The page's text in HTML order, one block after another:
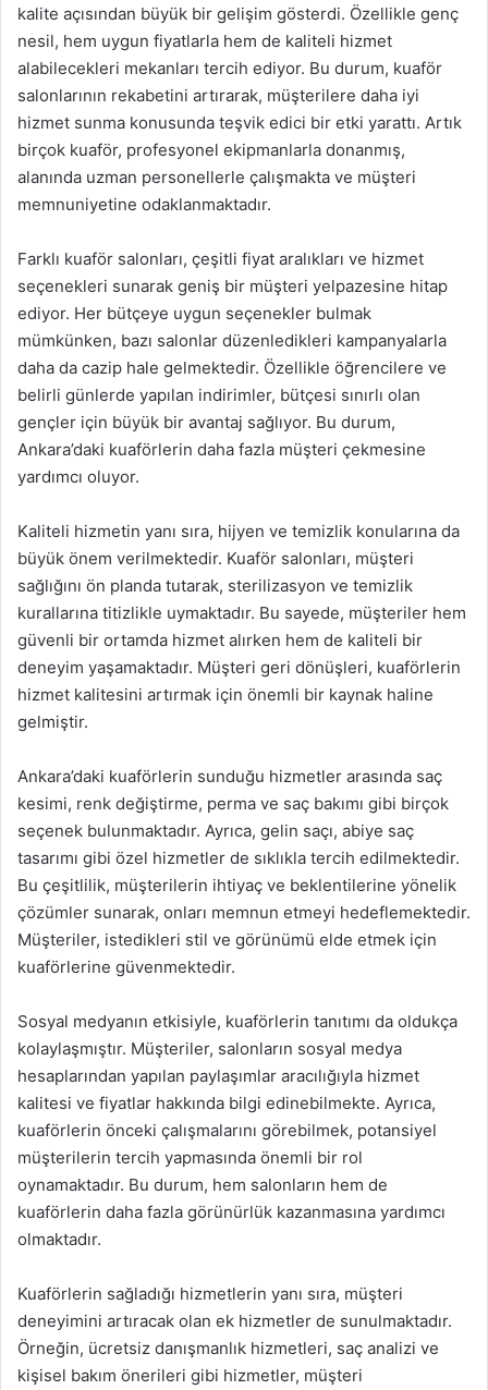
kalite açısından büyük bir gelişim gösterdi. Özellikle genç
nesil, hem uygun fiyatlarla hem de kaliteli hizmet
alabilecekleri mekanları tercih ediyor. Bu durum, kuaför
salonlarının rekabetini artırarak, müşterilere daha iyi
hizmet sunma konusunda teşvik edici bir etki yarattı. Artık
birçok kuaför, profesyonel ekipmanlarla donanmış,
alanında uzman personellerle çalışmakta ve müşteri
memnuniyetine odaklanmaktadır.
Farklı kuaför salonları, çeşitli fiyat aralıkları ve hizmet
seçenekleri sunarak geniş bir müşteri yelpazesine hitap
ediyor. Her bütçeye uygun seçenekler bulmak
mümkünken, bazı salonlar düzenledikleri kampanyalarla
daha da cazip hale gelmektedir. Özellikle öğrencilere ve
belirli günlerde yapılan indirimler, bütçesi sınırlı olan
gençler için büyük bir avantaj sağlıyor. Bu durum,
Ankara’daki kuaförlerin daha fazla müşteri çekmesine
yardımcı oluyor.
Kaliteli hizmetin yanı sıra, hijyen ve temizlik konularına da
büyük önem verilmektedir. Kuaför salonları, müşteri
sağlığını ön planda tutarak, sterilizasyon ve temizlik
kurallarına titizlikle uymaktadır. Bu sayede, müşteriler hem
güvenli bir ortamda hizmet alırken hem de kaliteli bir
deneyim yaşamaktadır. Müşteri geri dönüşleri, kuaförlerin
hizmet kalitesini artırmak için önemli bir kaynak haline
gelmiştir.
Ankara’daki kuaförlerin sunduğu hizmetler arasında saç
kesimi, renk değiştirme, perma ve saç bakımı gibi birçok
seçenek bulunmaktadır. Ayrıca, gelin saçı, abiye saç
tasarımı gibi özel hizmetler de sıklıkla tercih edilmektedir.
Bu çeşitlilik, müşterilerin ihtiyaç ve beklentilerine yönelik
çözümler sunarak, onları memnun etmeyi hedeflemektedir.
Müşteriler, istedikleri stil ve görünümü elde etmek için
kuaförlerine güvenmektedir.
Sosyal medyanın etkisiyle, kuaförlerin tanıtımı da oldukça
kolaylaşmıştır. Müşteriler, salonların sosyal medya
hesaplarından yapılan paylaşımlar aracılığıyla hizmet
kalitesi ve fiyatlar hakkında bilgi edinebilmekte. Ayrıca,
kuaförlerin önceki çalışmalarını görebilmek, potansiyel
müşterilerin tercih yapmasında önemli bir rol
oynamaktadır. Bu durum, hem salonların hem de
kuaförlerin daha fazla görünürlük kazanmasına yardımcı
olmaktadır.
Kuaförlerin sağladığı hizmetlerin yanı sıra, müşteri
deneyimini artıracak olan ek hizmetler de sunulmaktadır.
Örneğin, ücretsiz danışmanlık hizmetleri, saç analizi ve
kişisel bakım önerileri gibi hizmetler, müşteri